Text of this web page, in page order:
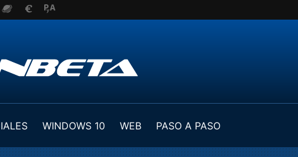
WINDOWS 10 WEB
PASO A PASO